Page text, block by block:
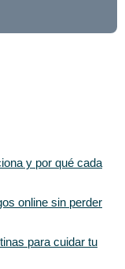
y por qué cada
online sin perder
para cuidar tu